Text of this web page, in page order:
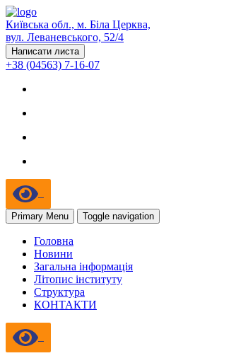
Київська обл., м. Біла Церква,
вул. Леваневського, 52/4
Написати листа
+38 (04563) 7-16-07
Primary Menu Toggle navigation
Головна
Новини
Загальна інформація
Літопис інституту
Структура
КОНТАКТИ